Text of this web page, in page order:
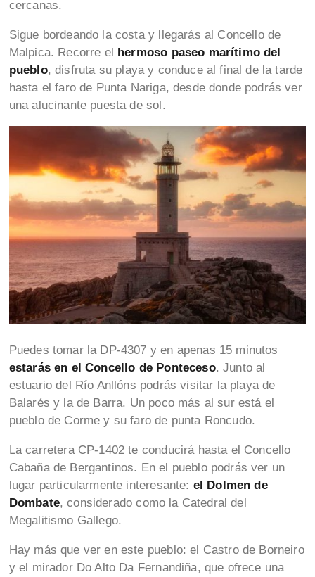
cercanas.
Sigue bordeando la costa y llegarás al Concello de
Malpica. Recorre el hermoso paseo marítimo del
pueblo, disfruta su playa y conduce al final de la tarde
hasta el faro de Punta Nariga, desde donde podrás ver
una alucinante puesta de sol.
Puedes tomar la DP-4307 y en apenas 15 minutos
estarás en el Concello de Ponteceso. Junto al
estuario del Río Anllóns podrás visitar la playa de
Balarés y la de Barra. Un poco más al sur está el
pueblo de Corme y su faro de punta Roncudo.
La carretera CP-1402 te conducirá hasta el Concello
Cabaña de Bergantinos. En el pueblo podrás ver un
lugar particularmente interesante: el Dolmen de
Dombate, considerado como la Catedral del
Megalitismo Gallego.
Hay más que ver en este pueblo: el Castro de Borneiro
y el mirador Do Alto Da Fernandiña, que ofrece una